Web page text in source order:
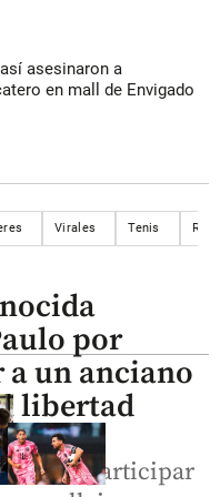
asesinaron a
en mall de Envigado
Virales Tenis
por
un anciano
libertad
de participar